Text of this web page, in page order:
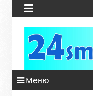

Меню